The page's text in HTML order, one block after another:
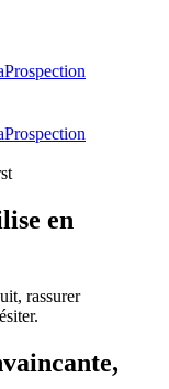
Prospection
Prospection
en
rassurer